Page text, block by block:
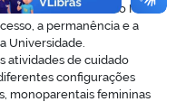
Federal do Norte
a permanência e a
Universidade.
atividades de cuidado
configurações
monoparentais femininas